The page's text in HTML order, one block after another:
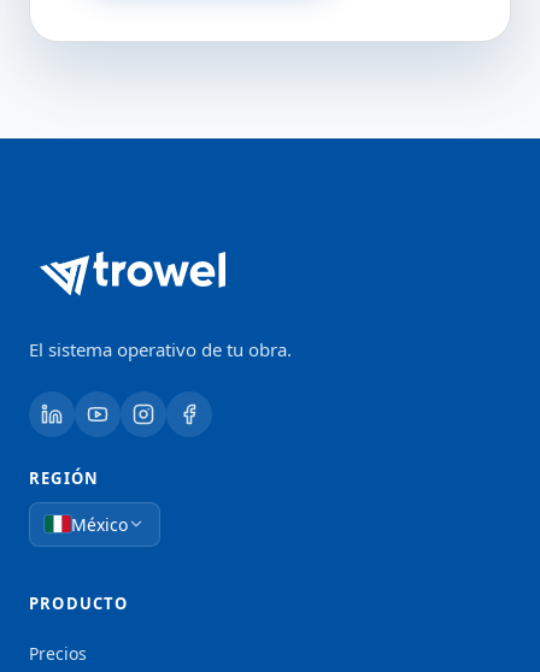
El sistema operativo de tu obra.
REGIÓN
México
PRODUCTO
Precios